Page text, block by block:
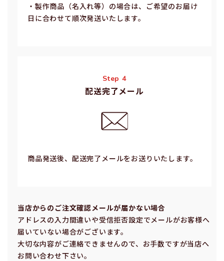
・製作商品（名⼊れ等）の場合は、ご希望のお届け
⽇に合わせて順次発送いたします。
Step 4
配送完了メール
商品発送後、配送完了メールをお送りいたします。
当店からのご注⽂確認メールが届かない場合
アドレスの⼊⼒間違いや受信拒否設定でメールがお客様へ
届いていない場合がございます。
⼤切な内容がご連絡できませんので、お⼿数ですが当店へ
お問い合わせ下さい。